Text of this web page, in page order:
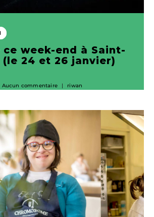
week-end à Saint-
(le 24 et 26 janvier)
Aucun commentaire riwan